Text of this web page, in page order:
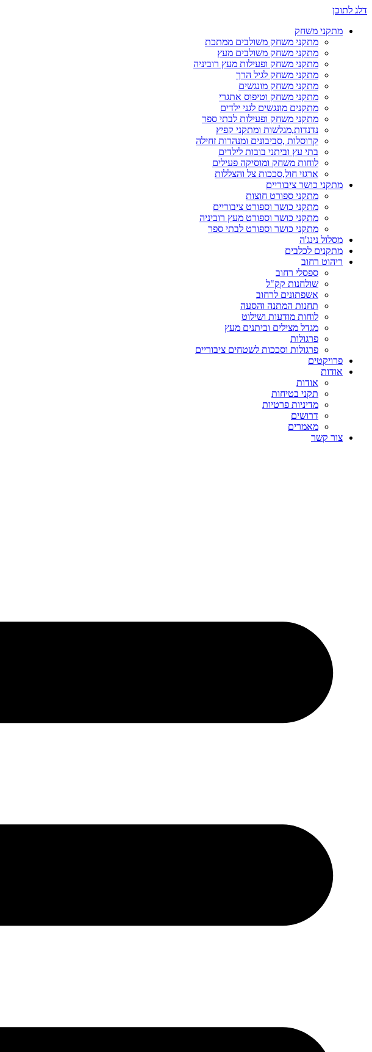
דלג לתוכן
מתקני משחק
מתקני משחק משולבים ממתכת
מתקני משחק משולבים מעץ
מתקני משחק ופעילות מעץ רוביניה
מתקני משחק לגיל הרך
מתקני משחק מונגשים
מתקני משחק וטיפוס אתגרי
מתקנים מונגשים לגני ילדים
מתקני משחק ופעילות לבתי ספר
נדנדות,מגלשות ומתקני קפיץ
קרוסלות ,סביבונים ומנהרות זחילה
בתי עץ וביתני בובות לילדים
לוחות משחק ומוסיקה פעילים
ארגזי חול,סככות צל והצללות
מתקני כושר ציבוריים
מתקני ספורט חוצות
מתקני כושר וספורט ציבוריים
מתקני כושר וספורט מעץ רוביניה
מתקני כושר וספורט לבתי ספר
מסלול נינג'ה
מתקנים לכלבים
ריהוט רחוב
ספסלי רחוב
שולחנות קק"ל
אשפתונים לרחוב
תחנות המתנה והסעה
לוחות מודעות ושילוט
מגדל מצילים וביתנים מעץ
פרגולות
פרגולות וסככות לשטחים ציבוריים
פרויקטים
אודות
אודות
תקני בטיחות
מדיניות פרטיות
דרושים
מאמרים
צור קשר